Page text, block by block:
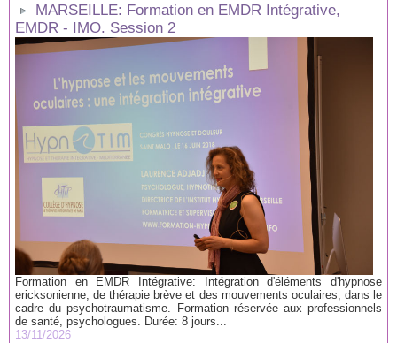
MARSEILLE: Formation en EMDR Intégrative,
EMDR - IMO. Session 2
Formation en EMDR Intégrative: Intégration d'éléments d'hypnose
ericksonienne, de thérapie brève et des mouvements oculaires, dans le
cadre du psychotraumatisme. Formation réservée aux professionnels
de santé, psychologues. Durée: 8 jours...
13/11/2026